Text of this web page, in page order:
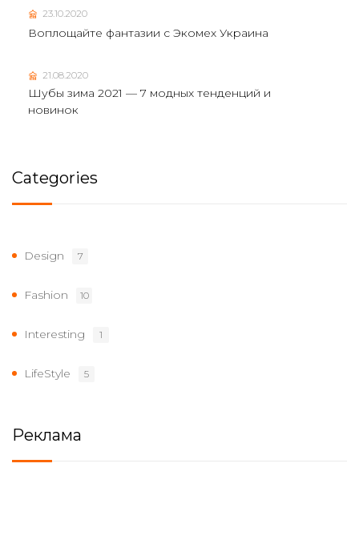
23.10.2020
Воплощайте фантазии с Экомех Украина
21.08.2020
Шубы зима 2021 — 7 модных тенденций и
новинок
Categories
Design 7
Fashion 10
Interesting 1
LifeStyle 5
Реклама